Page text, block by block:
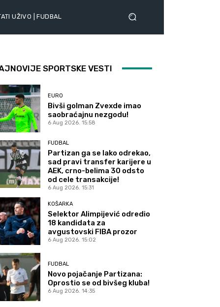
UŽIVO | FUDBAL
SPORTSKE VESTI
EURO
Bivši golman Zvexde imao
saobraćajnu nezgodu!
6 Aug 2026. 15:58
FUDBAL
Partizan ga se lako odrekao,
sad pravi transfer karijere u
AEK, crno-belima 30 odsto
od cele transakcije!
6 Aug 2026. 15:31
KOŠARKA
Selektor Alimpijević odredio
18 kandidata za
avgustovski FIBA prozor
6 Aug 2026. 15:02
FUDBAL
Novo pojačanje Partizana:
Oprostio se od bivšeg kluba!
6 Aug 2026. 14:35